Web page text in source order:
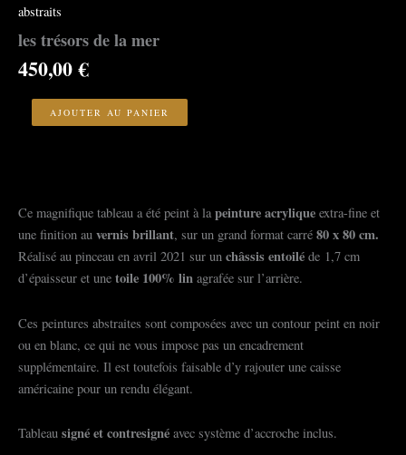
abstraits
les trésors de la mer
450,00€
AJOUTER AU PANIER
Ce magnifique tableau a été peint à lapeinture acrylique extra-fine et
une finition au vernis brillant, sur un grand format carré 80 x 80 cm.
Réalisé au pinceau en avril 2021 sur un châssis entoilé de 1,7 cm
d’épaisseur et une toile 100% lin agrafée sur l’arrière.
Ces peintures abstraites sont composées avec un contour peint en noir
ou en blanc, ce qui ne vous impose pas un encadrement
supplémentaire. Il est toutefois faisable d’y rajouter une caisse
américaine pour un rendu élégant.
Tableau signé etcontresigné avec système d’accroche inclus.